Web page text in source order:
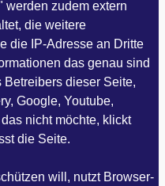
werden zudem extern
die weitere
die IP-Adresse an Dritte
das genau sind
Betreibers dieser Seite,
Google, Youtube,
nicht möchte, klickt
die Seite.
will, nutzt Browser-